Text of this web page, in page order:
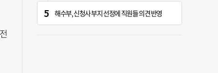
해수부, 신청사 부지 선정에 직원들 의견 반영